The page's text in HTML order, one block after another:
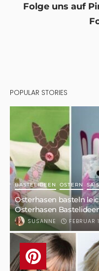
Folge uns auf
POPULAR STORIES
BASTELIDEEN OSTERN
Osterhasen basteln
Osterhasen
SUSANNE FEBRUAR